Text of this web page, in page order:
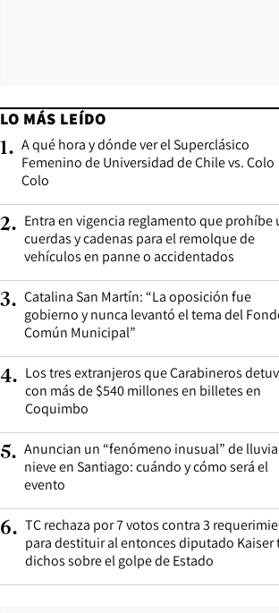
LO MÁS LEÍDO
1. A qué hora y dónde ver el Superclásico
Femenino de Universidad de Chile vs. Colo
Colo
2. Entra en vigencia reglamento que prohíbe
cuerdas y cadenas para el remolque de
vehículos en panne o accidentados
3. Catalina San Martín: “La oposición fue
gobierno y nunca levantó el tema del
Común Municipal”
4. Los tres extranjeros que Carabineros
con más de $540 millones en billetes en
Coquimbo
5. Anuncian un “fenómeno inusual” de
nieve en Santiago: cuándo y cómo será el
evento
6. TC rechaza por 7 votos contra 3
para destituir al entonces diputado Kaiser
dichos sobre el golpe de Estado